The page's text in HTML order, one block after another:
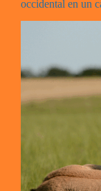
occidental en un